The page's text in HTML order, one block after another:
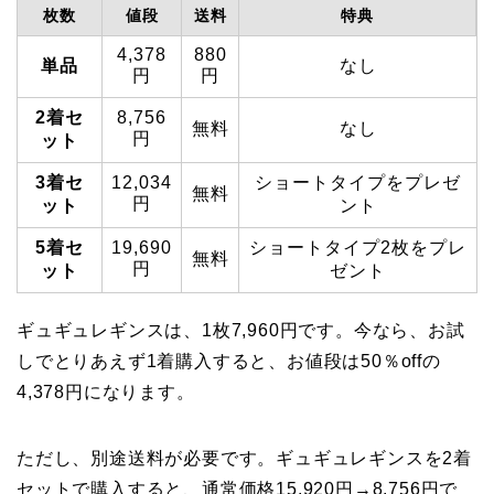
枚数 値段 送料 特典
単品
4,378
円
880
円
なし
2着セ
ット
8,756
円
無料 なし
3着セ
ット
12,034
円
無料
ショートタイプをプレゼ
ント
5着セ
ット
19,690
円
無料
ショートタイプ2枚をプレ
ゼント
ギュギュレギンスは、1枚7,960円です。今なら、お試
しでとりあえず1着購入すると、お値段は50％offの
4,378円になります。
ただし、別途送料が必要です。ギュギュレギンスを2着
セットで購入すると、通常価格15,920円→8,756円で